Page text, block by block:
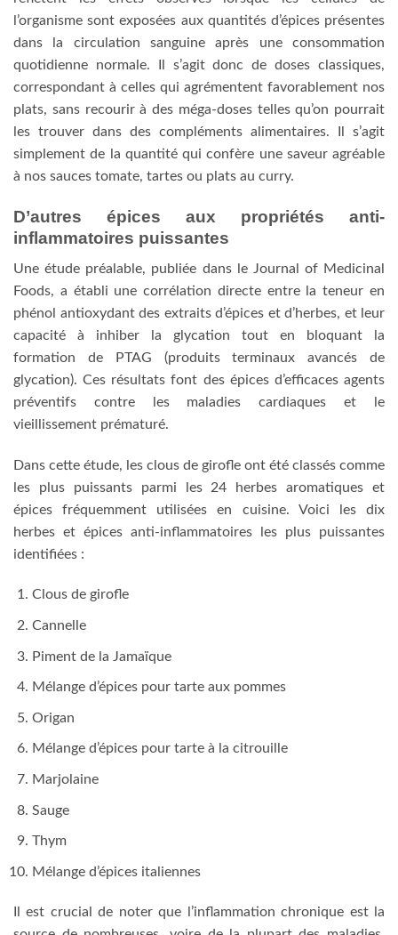
l’organisme sont exposées aux quantités d’épices présentes
dans la circulation sanguine après une consommation
quotidienne normale. Il s’agit donc de doses classiques,
correspondant à celles qui agrémentent favorablement nos
plats, sans recourir à des méga-doses telles qu’on pourrait
les trouver dans des compléments alimentaires. Il s’agit
simplement de la quantité qui confère une saveur agréable
à nos sauces tomate, tartes ou plats au curry.
D’autres épices aux propriétés anti-
inflammatoires puissantes
Une étude préalable, publiée dans le Journal of Medicinal
Foods, a établi une corrélation directe entre la teneur en
phénol antioxydant des extraits d’épices et d’herbes, et leur
capacité à inhiber la glycation tout en bloquant la
formation de PTAG (produits terminaux avancés de
glycation). Ces résultats font des épices d’efficaces agents
préventifs contre les maladies cardiaques et le
vieillissement prématuré.
Dans cette étude, les clous de girofle ont été classés comme
les plus puissants parmi les 24 herbes aromatiques et
épices fréquemment utilisées en cuisine. Voici les dix
herbes et épices anti-inflammatoires les plus puissantes
identifiées :
Clous de girofle
Cannelle
Piment de la Jamaïque
Mélange d’épices pour tarte aux pommes
Origan
Mélange d’épices pour tarte à la citrouille
Marjolaine
Sauge
Thym
Mélange d’épices italiennes
Il est crucial de noter que l’inflammation chronique est la